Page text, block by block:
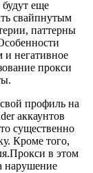
еще
свайпнутым
паттерны
и негативное
прокси
профиль на
аккаунтов
существенно
Кроме того,
в этом
нарушение